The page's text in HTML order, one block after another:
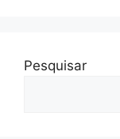
Pesquisar